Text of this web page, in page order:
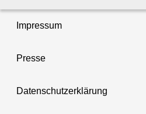
Impressum
Presse
Datenschutzerklärung